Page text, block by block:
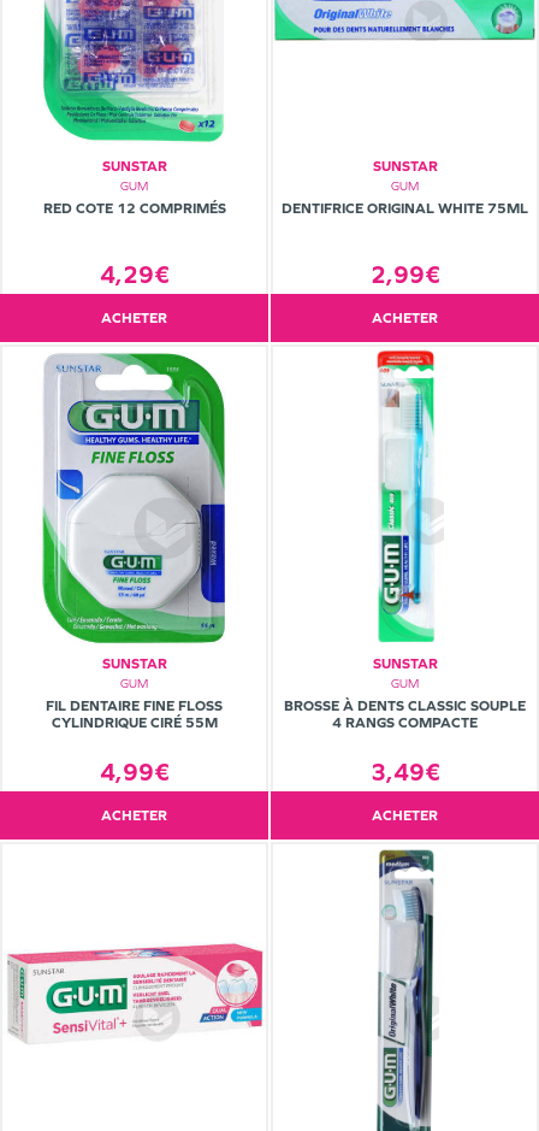
SUNSTAR
GUM
RED COTE 12 COMPRIMÉS
4,29€
ACHETER
SUNSTAR
GUM
DENTIFRICE ORIGINAL WHITE 75ML
2,99€
ACHETER
SUNSTAR
GUM
FIL DENTAIRE FINE FLOSS
CYLINDRIQUE CIRÉ 55M
4,99€
ACHETER
SUNSTAR
GUM
BROSSE À DENTS CLASSIC SOUPLE
4 RANGS COMPACTE
3,49€
ACHETER